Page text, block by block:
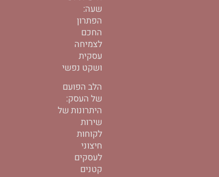
שעה:
הפתרון
החכם
לצמיחה
עסקית
ושקט נפשי
הלב הפועם
של העסק:
היתרונות של
שירות
לקוחות
חיצוני
לעסקים
קטנים